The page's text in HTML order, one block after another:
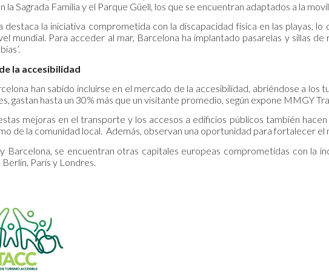
la Sagrada Familia y el Parque Güell, los que se encuentran adaptados a la
destaca la iniciativa comprometida con la discapacidad física en las playas,
mundial. Para acceder al mar, Barcelona ha implantado pasarelas y sillas
la accesibilidad
han sabido incluirse en el mercado de la accesibilidad, abriéndose a los
gastan hasta un 30% más que un visitante promedio, según expone MMGY
mejoras en el transporte y los accesos a edificios públicos también
de la comunidad local. Además, observan una oportunidad para fortalecer
Barcelona, se encuentran otras capitales europeas comprometidas con la
París y Londres.